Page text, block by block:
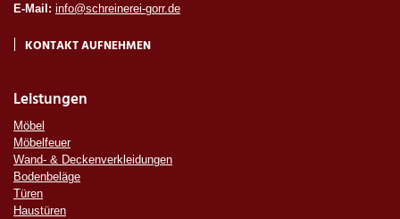
E-Mail: info@schreinerei-gorr.de
KONTAKT AUFNEHMEN
Leistungen
Möbel
Möbelfeuer
Wand- & Deckenverkleidungen
Bodenbeläge
Türen
Haustüren